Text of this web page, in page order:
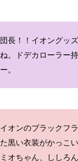
団長！！イオングッ
ね。ドデカローラー
ー。
イオンのブラックフ
た黒い衣装がかっこ
ミオちゃん、ししろ